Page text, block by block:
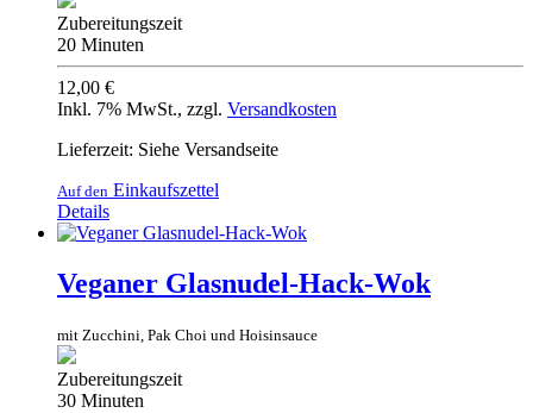
Zubereitungszeit
20 Minuten
12,00 €
Inkl. 7% MwSt., zzgl. Versandkosten
Lieferzeit: Siehe Versandseite
Auf den Einkaufszettel
Details
Veganer Glasnudel-Hack-Wok
mit Zucchini, Pak Choi und Hoisinsauce
Zubereitungszeit
30 Minuten